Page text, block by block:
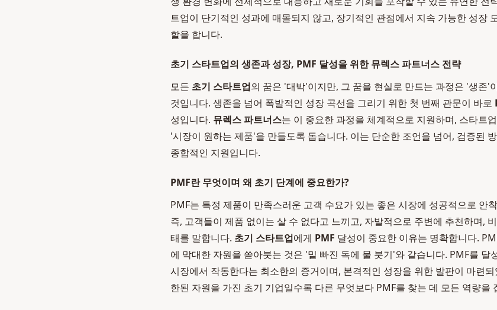
트업이 단기적인 성과에 매몰되지 않고, 장기적인 관점에서 지속 가능한 성장
할을 합니다.
초기 스타트업의 생존과 성장, PMF 달성을 위한 뮤렉스 파트너스 전략
모든 초기 스타트업의 꿈은 '대박'이지만, 그 꿈을 현실로 만드는 과정은 '생존'
것입니다. 생존을 넘어 폭발적인 성장 곡선을 그리기 위한 첫 번째 관문이 바로
성입니다. 뮤렉스 파트너스는 이 중요한 과정을 체계적으로 지원하며, 스타트
'시장이 원하는 제품'을 만들도록 돕습니다. 이는 단순한 조언을 넘어, 검증된
종합적인 지원입니다.
PMF란 무엇이며 왜 초기 단계에 중요한가?
PMF는 특정 제품이 만족스러운 고객 수요가 있는 좋은 시장에 성공적으로 안
즉, 고객들이 제품 없이는 살 수 없다고 느끼고, 자발적으로 주변에 추천하며,
태를 말합니다. 초기 스타트업에게 PMF 달성이 중요한 이유는 명확합니다.
에 막대한 자원을 쏟아붓는 것은 '밑 빠진 독에 물 붓기'와 같습니다. PMF를 달
시장에서 작동한다는 최소한의 증거이며, 본격적인 성장을 위한 발판이 마련
한된 자원을 가진 초기 기업일수록 다른 무엇보다 PMF를 찾는 데 모든 역량을